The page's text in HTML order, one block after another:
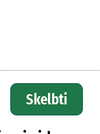
Skelbti